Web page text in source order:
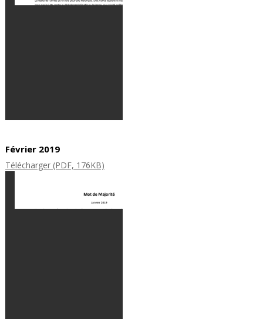
Février 2019
Télécharger (PDF, 176KB)